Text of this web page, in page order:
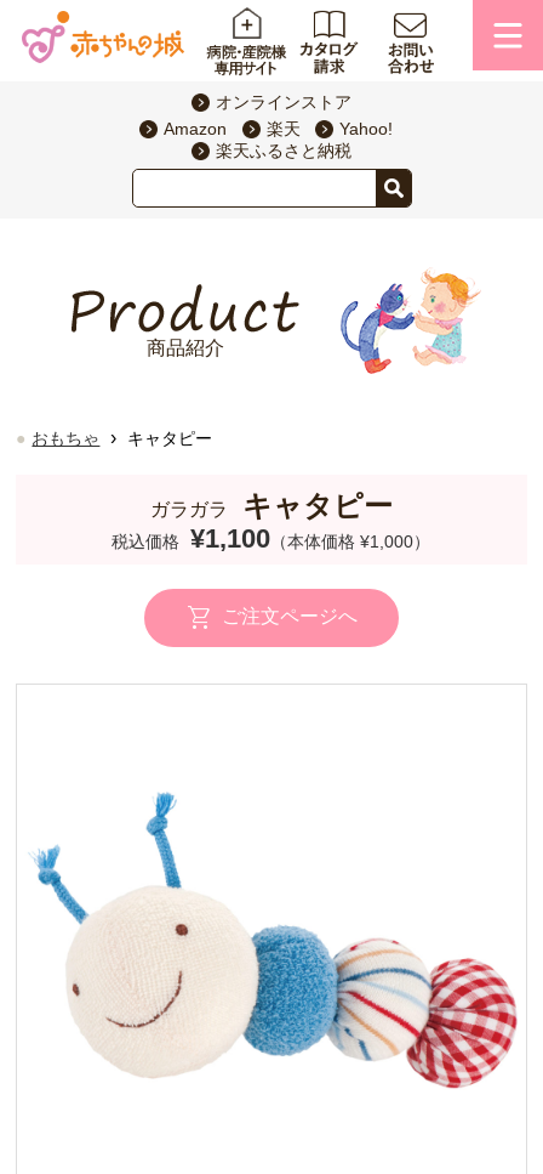
オンラインストア
Amazon
楽天
Yahoo!
楽天ふるさと納税
商品紹介
おもちゃ › キャタピー
ガラガラ キャタピー
税込価格 ¥1,100 （本体価格 ¥1,000）
ご注文ページへ